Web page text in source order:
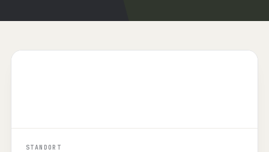
STANDORT